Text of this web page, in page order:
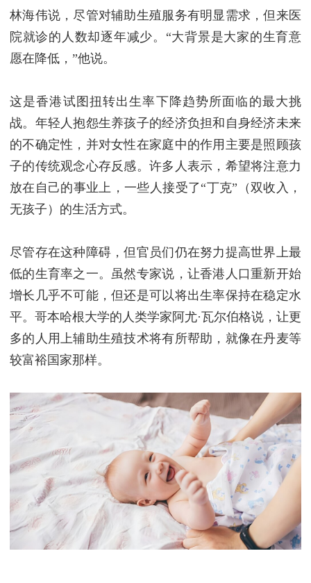
林海伟说，尽管对辅助生殖服务有明显需求，但来医
院就诊的人数却逐年减少。“大背景是大家的生育意
愿在降低，”他说。
这是香港试图扭转出生率下降趋势所面临的最大挑
战。年轻人抱怨生养孩子的经济负担和自身经济未来
的不确定性，并对女性在家庭中的作用主要是照顾孩
子的传统观念心存反感。许多人表示，希望将注意力
放在自己的事业上，一些人接受了“丁克”（双收入，
无孩子）的生活方式。
尽管存在这种障碍，但官员们仍在努力提高世界上最
低的生育率之一。虽然专家说，让香港人口重新开始
增长几乎不可能，但还是可以将出生率保持在稳定水
平。哥本哈根大学的人类学家阿尤·瓦尔伯格说，让更
多的人用上辅助生殖技术将有所帮助，就像在丹麦等
较富裕国家那样。